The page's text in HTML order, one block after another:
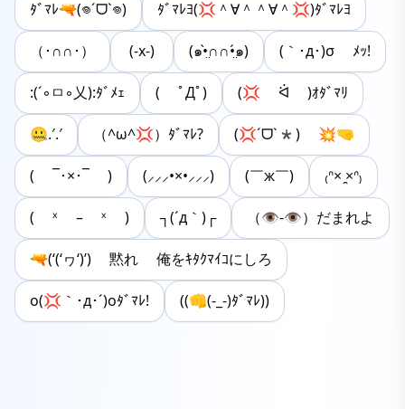
ﾀﾞﾏﾚ🔫(𖦹‎´ᗜ`𖦹‎‎) ﾀﾞﾏﾚﾖ(‪💢‪＾︎∀＾＾‪∀＾💢‪)ﾀﾞﾏﾚﾖ
（･∩∩･） (-x-) (๑•̤̀∩∩•̤́๑) (｀･д･)σ ﾒｯ!
:(´◦ㅁ◦乂):ﾀﾞﾒｪ ( ﾟДﾟ) (💢 ᐛ )ｵﾀﾞﾏﾘ
🤐.′.′ （^ω^💢）ﾀﾞﾏﾚ? (‪💢ˊᗜˋ*) ‪💥🤜
( ¯･×･¯ ) (⸝⸝⸝•×•⸝⸝⸝) (￣ж￣) ₍ᐢ× ̯×ᐢ₎
( ˣ – ˣ ) ┐(´д｀)┌ （👁-👁）だまれよ
🔫(‘(‘ヮ‘)’) 黙れ 俺をｷﾀｸﾏｲｺにしろ
o(💢｀･д･´)oﾀﾞﾏﾚ! ((👊(-_-)ﾀﾞﾏﾚ))